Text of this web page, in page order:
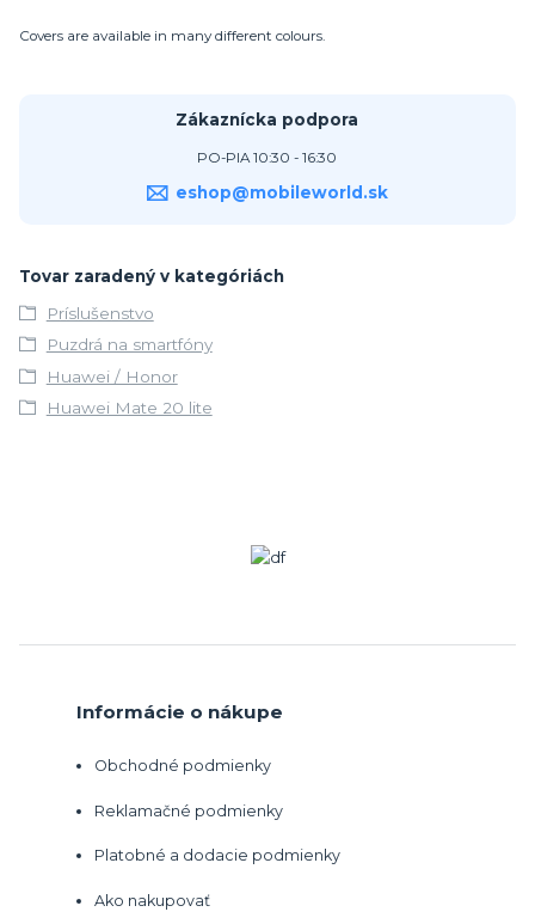
Covers are available in many different colours.
Zákaznícka podpora
PO-PIA 10:30 - 16:30
eshop@mobileworld.sk
Tovar zaradený v kategóriách
Príslušenstvo
Puzdrá na smartfóny
Huawei / Honor
Huawei Mate 20 lite
Informácie o nákupe
Obchodné podmienky
Reklamačné podmienky
Platobné a dodacie podmienky
Ako nakupovať